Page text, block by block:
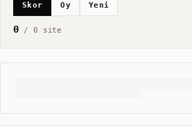
Skor Oy Yeni
0/ 0 site